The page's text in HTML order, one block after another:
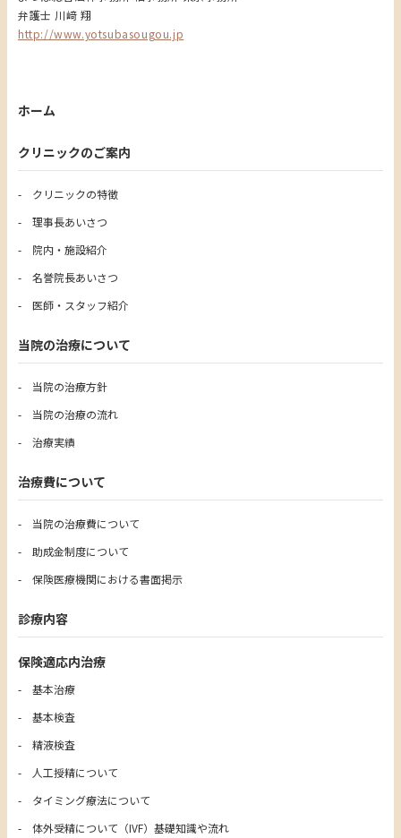
弁護士 川﨑 翔
http://www.yotsubasougou.jp
ホーム
クリニックのご案内
クリニックの特徴
理事長あいさつ
院内・施設紹介
名誉院長あいさつ
医師・スタッフ紹介
当院の治療について
当院の治療方針
当院の治療の流れ
治療実績
治療費について
当院の治療費について
助成金制度について
保険医療機関における書面掲示
診療内容
保険適応内治療
基本治療
基本検査
精液検査
人工授精について
タイミング療法について
体外受精について（IVF）基礎知識や流れ